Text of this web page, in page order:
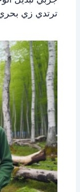
ترتدي زي